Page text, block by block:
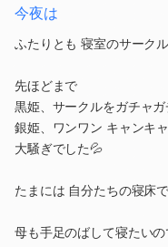
今夜は
ふたりとも 寝室のサーク
先ほどまで
黒姫、サークルをガチャ
銀姫、ワンワン キャンキ
大騒ぎでした💦
たまには 自分たちの寝床
母も手足のばして寝たいの